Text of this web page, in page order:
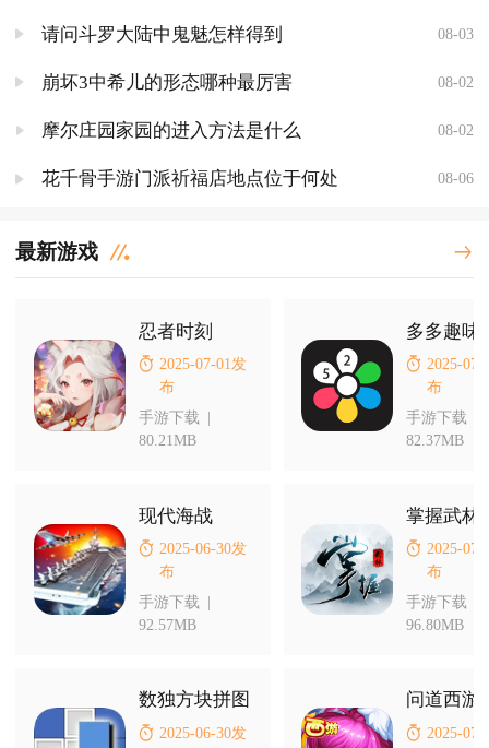
请问斗罗大陆中鬼魅怎样得到 08-03
崩坏3中希儿的形态哪种最厉害 08-02
摩尔庄园家园的进入方法是什么 08-02
花千骨手游门派祈福店地点位于何处 08-06
最新游戏
忍者时刻
2025-07-01发
布
手游下载 |
80.21MB
现代海战
2025-06-30发
布
手游下载 |
92.57MB
数独方块拼图
2025-06-30发
多多趣味
2025-07-
布
手游下载
82.37MB
掌握武林
2025-07-
布
手游下载
96.80MB
问道西游
2025-07-